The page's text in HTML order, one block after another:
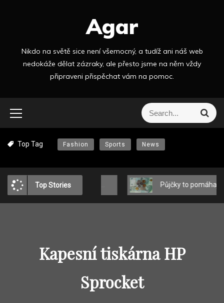
Agar
Nikdo na světě sice není všemocný, a tudíž ani náš web
nedokáže dělat zázraky, ale přesto jsme na něm vždy
připraveni přispěchat vám na pomoc.
S
e
r
f
o
S
e
a
Top Tag Fashion Sports News
Top Stories
look v městském stylu: MEDICINE o tom, jak se oblékat módně a pohodlně? Půjčky to pomáhají zvládat
Kapesní tiskárna HP
Sprocket